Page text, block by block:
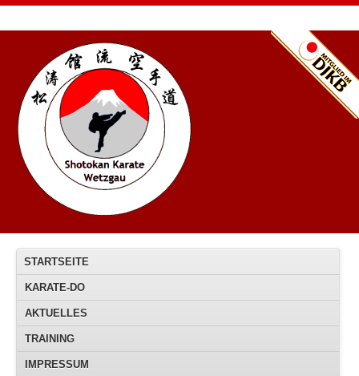
STARTSEITE
KARATE-DO
AKTUELLES
TRAINING
IMPRESSUM